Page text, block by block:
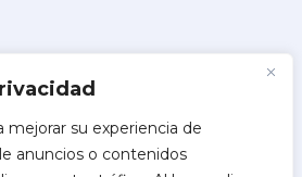
mejorar su experiencia de
anuncios o contenidos